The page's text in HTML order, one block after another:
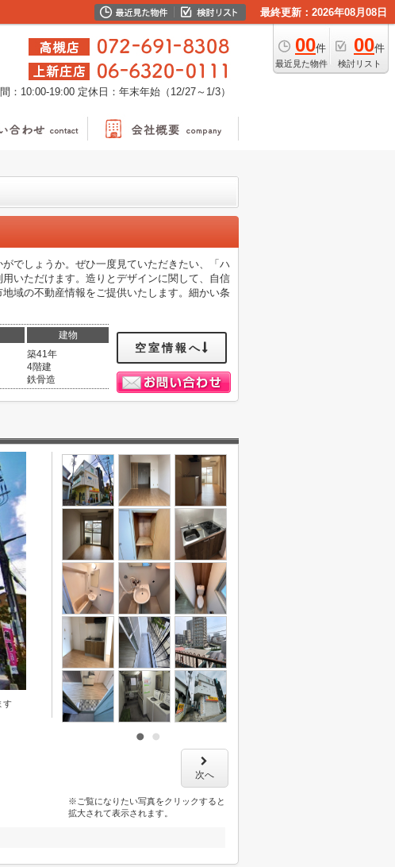
最終更新：2026年08月08日
00件
最近見た物件
00件
検討リスト
：10:00-19:00 定休日：年末年始（12/27～1/3）
でしょうか。ぜひ一度見ていただきたい、「ハ
いただけます。造りとデザインに関して、自信
域の不動産情報をご提供いたします。細かい条
建物
築41年
4階建
鉄骨造
空室情報へ
す
次へ
※ご覧になりたい写真をクリックすると
拡大されて表示されます。